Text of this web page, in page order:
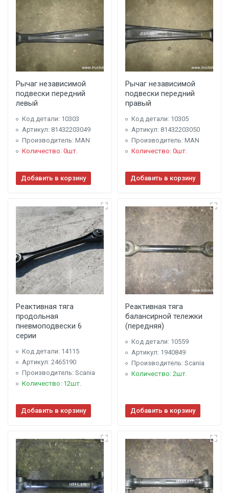
Рычаг независимой
подвески передний
левый
Код детали: 10303
Артикул: 81432203049
Производитель: MAN
Количество: 0шт.
Добавить в корзину
Рычаг независимой
подвески передний
правый
Код детали: 10305
Артикул: 81432203050
Производитель: MAN
Количество: 0шт.
Добавить в корзину
Реактивная тяга
продольная
пневмоподвески 6
серии
Код детали: 14115
Артикул: 2465190
Производитель: Scania
Количество: 12шт.
Добавить в корзину
Реактивная тяга
балансирной тележки
(передняя)
Код детали: 10559
Артикул: 1940849
Производитель: Scania
Количество: 2шт.
Добавить в корзину